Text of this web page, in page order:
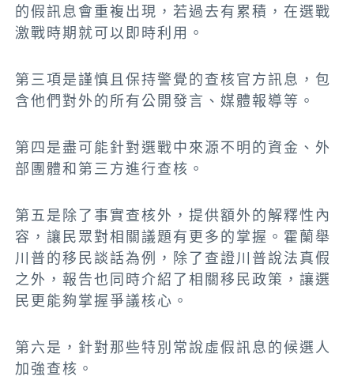
的假訊息會重複出現，若過去有累積，在選戰
激戰時期就可以即時利用。
第三項是謹慎且保持警覺的查核官方訊息，包
含他們對外的所有公開發言、媒體報導等。
第四是盡可能針對選戰中來源不明的資金、外
部團體和第三方進行查核。
第五是除了事實查核外，提供額外的解釋性內
容，讓民眾對相關議題有更多的掌握。霍蘭舉
川普的移民談話為例，除了查證川普說法真假
之外，報告也同時介紹了相關移民政策，讓選
民更能夠掌握爭議核心。
第六是，針對那些特別常說虛假訊息的候選人
加強查核。